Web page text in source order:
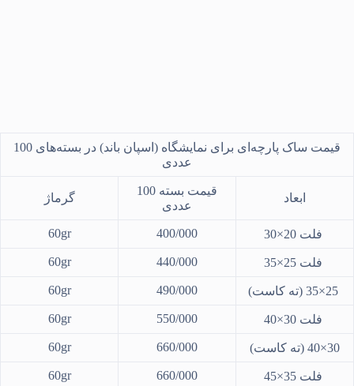
قیمت ساک پارچه‌ای برای نمایشگاه (اسپان باند) در بسته‌های 100
عددی
ابعاد
قیمت بسته 100
عددی
گرماژ
فلت 20×30 400/000
60gr
فلت 25×35 440/000
60gr
490/000
60gr
فلت 30×40 550/000
60gr
30×40 (ته کاست) 660/000
60gr
فلت 35×45 660/000
60gr